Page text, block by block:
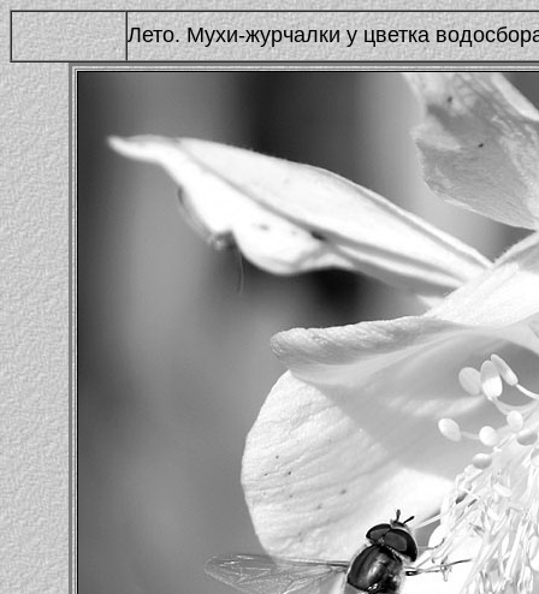
Лето. Мухи-журчалки у цветка